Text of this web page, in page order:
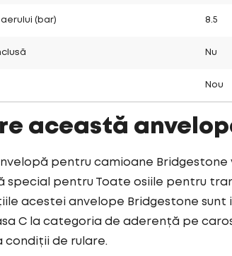
(bar) 8.5
Nu
Nou
această
pentru camioane
special pentru Toate osiile pentru
acestei anvelope Bridgestone sunt
C la categoria de aderență pe
condiții de rulare.